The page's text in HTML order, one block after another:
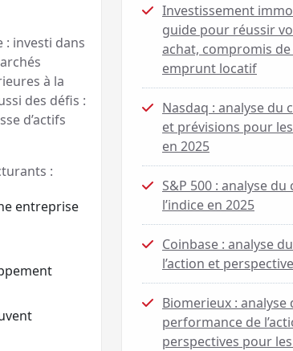
: investi dans
à la
des défis :
d’actifs
:
entreprise
Investissement
guide pour réussir
achat, compromis
emprunt locatif
Nasdaq : analyse du
et prévisions pour
en 2025
S&P 500 : analyse
l’indice en 2025
Coinbase : analyse
l’action et
Biomerieux : analyse
performance de
perspectives pour